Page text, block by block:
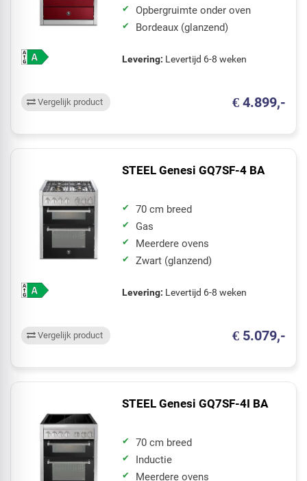
Opbergruimte onder oven
Bordeaux (glanzend)
Levering: Levertijd 6-8 weken
€ 4.899,-
Vergelijk product
STEEL Genesi GQ7SF-4 BA
70 cm breed
Gas
Meerdere ovens
Zwart (glanzend)
Levering: Levertijd 6-8 weken
€ 5.079,-
Vergelijk product
STEEL Genesi GQ7SF-4I BA
70 cm breed
Inductie
Meerdere ovens